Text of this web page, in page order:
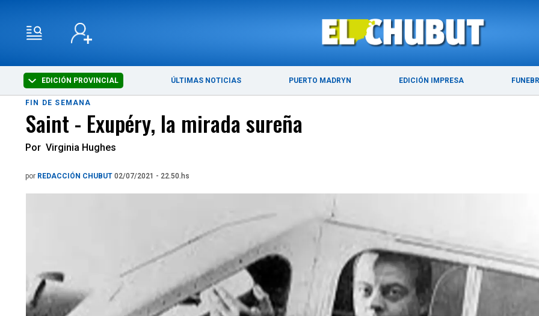
EDICIÓN PROVINCIAL ÚLTIMAS NOTICIAS PUERTO MADRYN EDICIÓN IMPRESA
ÚLTIMAS NOTICIAS PUERTO MADRYN
FIN DE SEMANA
Saint - Exupéry, la mirada sureña
Por Virginia Hughes
por REDACCIÓN CHUBUT 02/07/2021 - 22.50.hs